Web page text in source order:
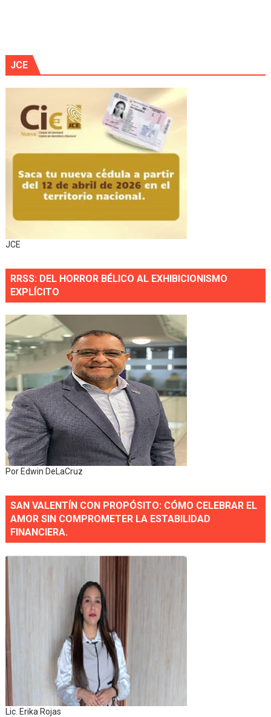
JCE
JCE
RRSS: DEL HORROR BÉLICO AL EXHIBICIONISMO
EXPLÍCITO
Por Edwin DeLaCruz
SAN VALENTÍN CON PROPÓSITO: CÓMO CELEBRAR EL
AMOR SIN COMPROMETER LA ESTABILIDAD
FINANCIERA.
Lic. Erika Rojas